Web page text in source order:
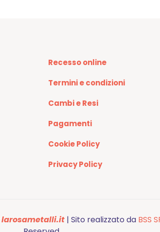
Recesso online
Termini e condizioni
Cambi e Resi
Pagamenti
Cookie Policy
Privacy Policy
larosametalli.it| Sito realizzato da BSS